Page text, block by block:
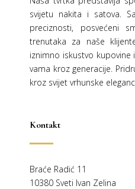
svijetu nakita i satova.
preciznosti, posvećeni
trenutaka za naše
iznimno iskustvo
vama kroz generacije.
kroz svijet vrhunske
Kontakt
Braće Radić 11
10380 Sveti Ivan Zelina